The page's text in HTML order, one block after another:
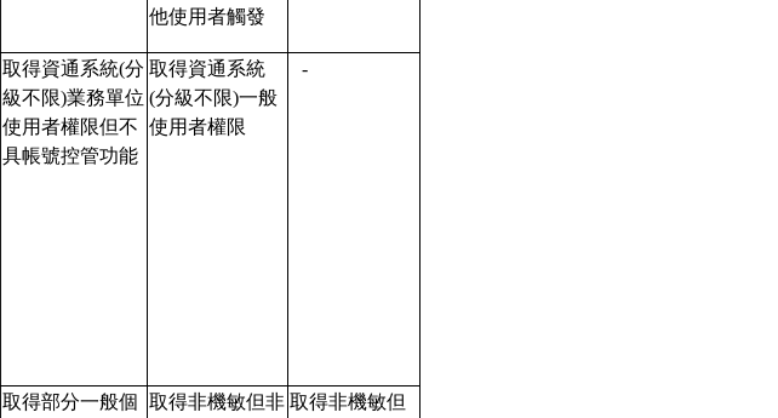
他使用者觸發
取得資通系統(分
級不限)業務單位
使用者權限但不
具帳號控管功能
取得資通系統
(分級不限)一般
使用者權限
-
取得部分一般個 取得非機敏但非 取得非機敏但